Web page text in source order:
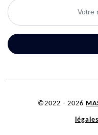
©2022 - 2026
légales